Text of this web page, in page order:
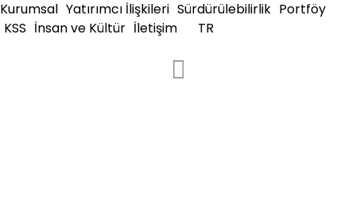
Kurumsal Yatırımcı İlişkileri Sürdürülebilirlik Portföy
KSS İnsan ve Kültür İletişim TR